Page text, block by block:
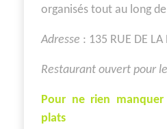
organisés tout au long
Adresse : 135 RUE DE LA
Restaurant ouvert pour
Pour ne rien
plats